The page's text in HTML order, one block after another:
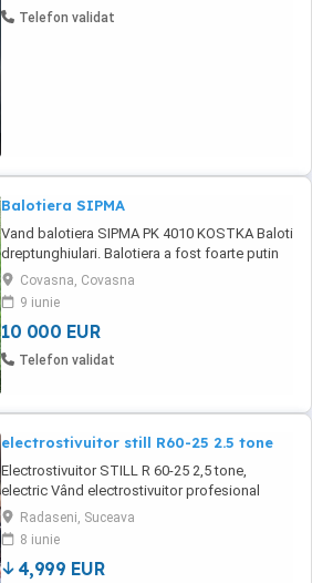
Telefon validat
Balotiera SIPMA
Vand balotiera SIPMA PK 4010 KOSTKA Baloti
dreptunghiulari. Balotiera a fost foarte putin
folosita. Pentru detalii suplimentare va rugam
sa apelati nr. din anunt.
Covasna, Covasna
9 iunie
10 000 EUR
Telefon validat
electrostivuitor still R60-25 2.5 tone
Electrostivuitor STILL R 60-25 2,5 tone,
electric Vând electrostivuitor profesional
marca STILL, model R 60-25, recunoscut
pentru fiabilitate și construcție robustă.
Caracteristici principale: Capacitate ridicare:
2.500 kg Alimentare: electric, 80V
Radaseni, Suceava
8 iunie
4,999 EUR